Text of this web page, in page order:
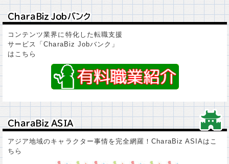
ＣｈａｒａＢｉｚ Ｊｏｂバンク
ＣｈａｒａＢｉｚ Ｊｏｂバンク
コンテンツ業界に特化した転職支援
サービス「CharaBiz Jobバンク」
はこちら
ＣｈａｒａＢｉｚ ＡＳＩＡ
ＣｈａｒａＢｉｚ ＡＳＩＡ
アジア地域のキャラクター事情を完全網羅！CharaBiz ASIAはこ
ちら